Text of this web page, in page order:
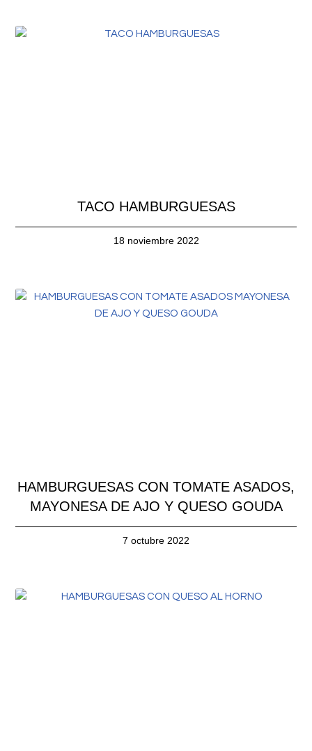
TACO HAMBURGUESAS
18 noviembre 2022
HAMBURGUESAS CON TOMATE ASADOS,
MAYONESA DE AJO Y QUESO GOUDA
7 octubre 2022